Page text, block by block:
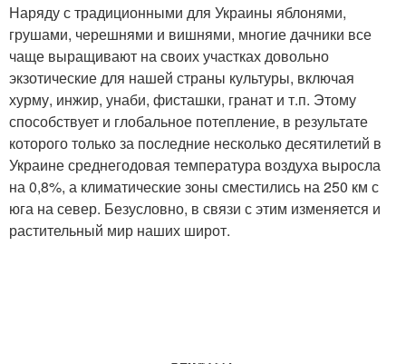
Наряду с традиционными для Украины яблонями,
грушами, черешнями и вишнями, многие дачники все
чаще выращивают на своих участках довольно
экзотические для нашей страны культуры, включая
хурму, инжир, унаби, фисташки, гранат и т.п. Этому
способствует и глобальное потепление, в результате
которого только за последние несколько десятилетий в
Украине среднегодовая температура воздуха выросла
на 0,8%, а климатические зоны сместились на 250 км с
юга на север. Безусловно, в связи с этим изменяется и
растительный мир наших широт.